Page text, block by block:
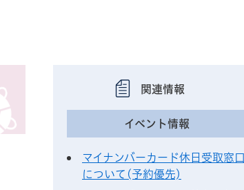
関連情報
イベント情報
マイナンバーカード休日受取窓口
について(予約優先)